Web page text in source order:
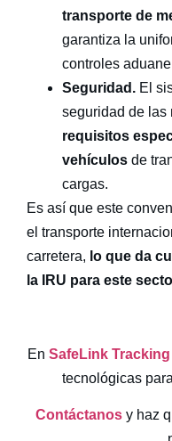
transporte de
garantiza la
controles
Seguridad. El
seguridad de las
requisitos
vehículos de
cargas.
Es así que este
el transporte
carretera, lo que da
la IRU para este
En SafeLink Tracking
tecnológicas
Contáctanosy haz